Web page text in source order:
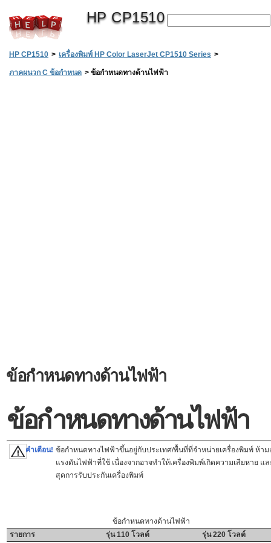
HP CP1510
HP CP1510 > เครื่องพิมพ์ HP Color LaserJet CP1510 Series >
ภาคผนวก C ข้อกำหนด > ข้อกำหนดทางด้านไฟฟ้า
ข้อกำหนดทางด้านไฟฟ้า
ข้อกำหนดทางด้านไฟฟ้า
คำเตือน! ข้อกำหนดทางไฟฟ้าขึ้นอยู่กับประเทศ/พื้นที่ที่จำหน่ายเครื่องพิมพ์ ห้า
แรงดันไฟฟ้าที่ใช้ เนื่องจากอาจทำให้เครื่องพิมพ์เกิดความเสียหาย แ
สุดการรับประกันเครื่องพิมพ์
ข้อกำหนดทางด้านไฟฟ้า
รายการ
รุ่น 110 โวลต์
รุ่น 220 โวลต์